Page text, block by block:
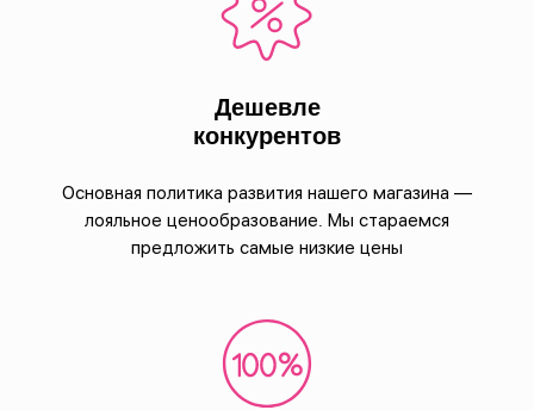
Дешевле
конкурентов
Основная политика развития нашего магазина —
лояльное ценообразование. Мы стараемся
предложить самые низкие цены